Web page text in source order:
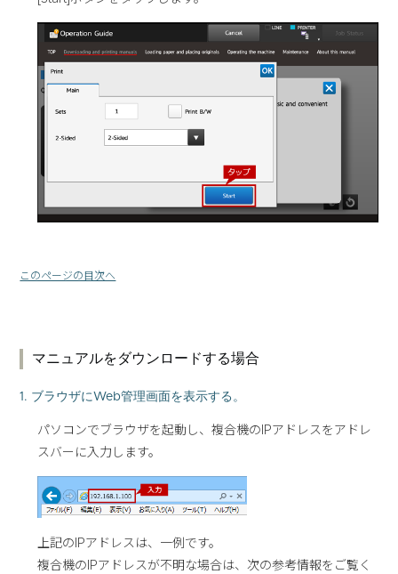
このページの目次へ
マニュアルをダウンロードする場合
1. ブラウザにWeb管理画面を表示する。
パソコンでブラウザを起動し、複合機のIPアドレスをアドレ
スバーに入力します。
上記のIPアドレスは、一例です。
複合機のIPアドレスが不明な場合は、次の参考情報をご覧く